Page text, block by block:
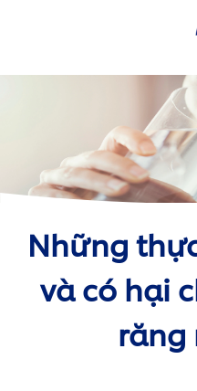
Sức khỏe răng miệng
Bàn Chải Điện P/S
P/S Expert
Những
và có hại
răng